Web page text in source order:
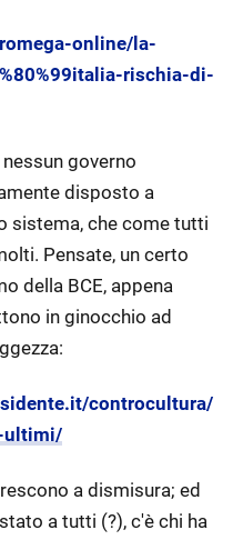
online/la-
rischia-di-
governo
disposto a
sistema, che come tutti
Pensate, un certo
della BCE, appena
in ginocchio ad
controcultura/
ultimi/
a dismisura; ed
a tutti (?), c'è chi ha